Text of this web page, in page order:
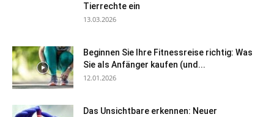
Tierrechte ein
13.03.2026
Beginnen Sie Ihre Fitnessreise richtig: Was
Sie als Anfänger kaufen (und...
12.01.2026
Das Unsichtbare erkennen: Neuer